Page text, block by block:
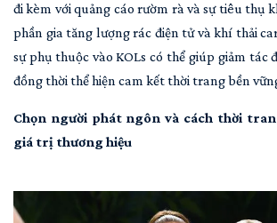
đi kèm với quảng cáo rườm rà và sự tiêu thụ
phần gia tăng lượng rác điện tử và khí thải
sự phụ thuộc vào KOLs có thể giúp giảm tác
đồng thời thể hiện cam kết thời trang bền
Chọn người phát ngôn và cách thời
giá trị thương hiệu